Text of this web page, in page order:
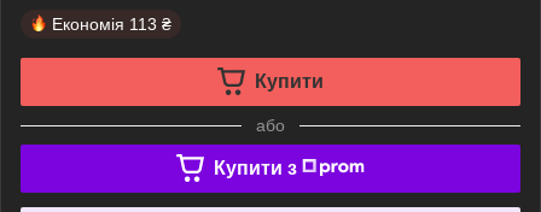
Економія 113 ₴
Купити
або
Купити з